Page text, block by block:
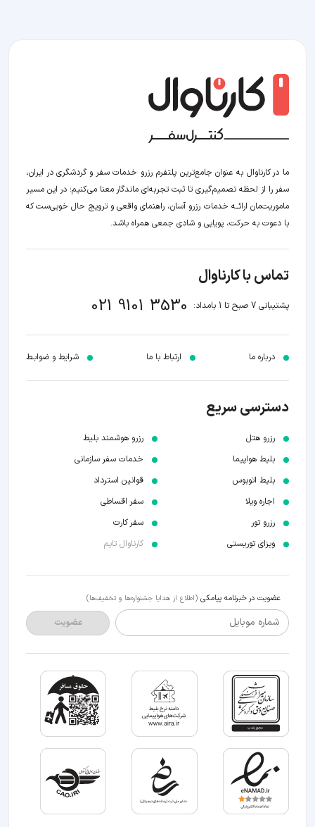
ما در کارناوال به عنوان جامع‌ترین پلتفرم رزرو خدمات سفر و گردشگری در ایران،
سفر را از لحظه‌ تصمیم‌گیری تا ثبت تجربه‌ای ماندگار معنا می‌کنیم؛ در این مسیر‍
ماموریت‌مان اراﺋــﻪ خدمات رزرو آسان، راهنمای واقعی و ترویج حال خوبی‌ست که
با دعوت به حرکت، پویایی و شادی جمعی همراه باشد.
تماس با کارناوال
پشتیبانی 7 صبح تا 1 بامداد: 021 9101 3530
درباره ما ارتباط با ما شرایط و ضوابـط
دسترسی سریع
رزرو هتل
بلیط هواپیما
بلیط اتوبوس
اجاره ویلا
رزرو تور
ویزای توریستی
رزرو هوشمند بلیط
خدمات سفر سازمانی
قوانین استرداد
سفر اقساطی
سفر کارت
کارناوال تایم
عضویت در خبرنامه پیامکی (اطلاع از هدایا جشنواره‌ها و تخفیف‌ها)
شماره موبایل عضویت